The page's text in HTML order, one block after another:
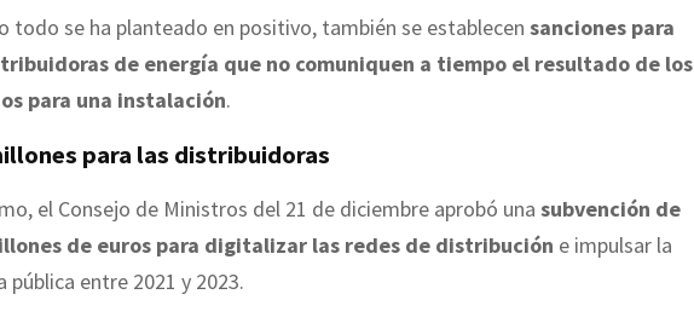
todo se ha planteado en positivo, también se establecen sanciones para
de energía que no comuniquen a tiempo el resultado de los
para una instalación.
para las distribuidoras
el Consejo de Ministros del 21 de diciembre aprobó una subvención de
de euros para digitalizar las redes de distribución e impulsar la
pública entre 2021 y 2023.